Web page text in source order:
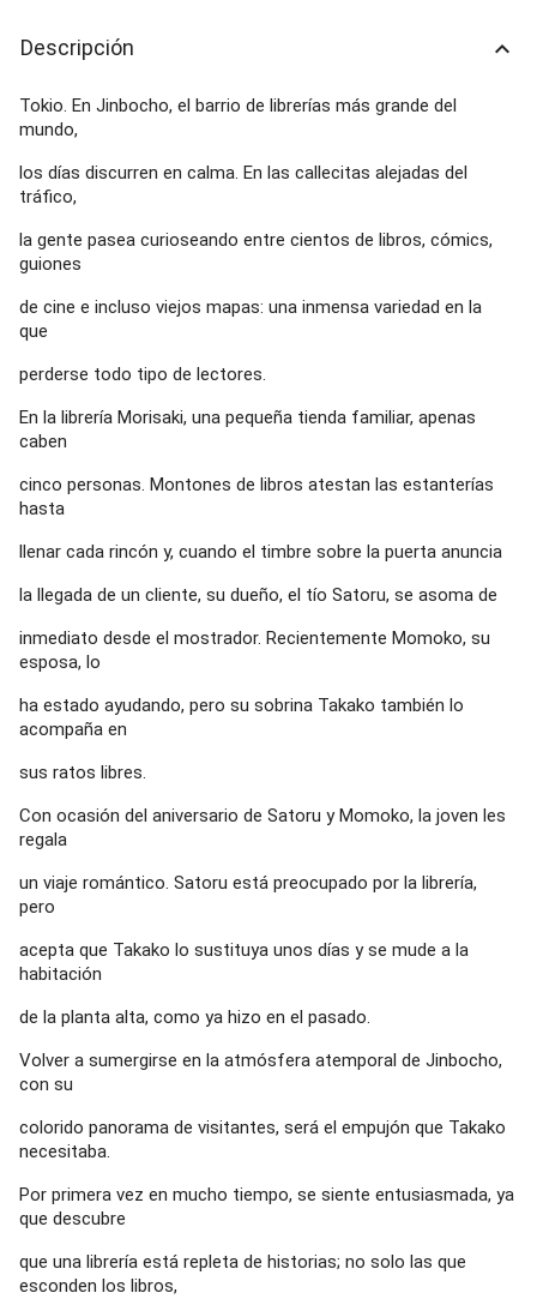
Descripción keyboard_arrow_up
Tokio. En Jinbocho, el barrio de librerías más grande del
mundo,
los días discurren en calma. En las callecitas alejadas del
tráfico,
la gente pasea curioseando entre cientos de libros, cómics,
guiones
de cine e incluso viejos mapas: una inmensa variedad en la
que
perderse todo tipo de lectores.
En la librería Morisaki, una pequeña tienda familiar, apenas
caben
cinco personas. Montones de libros atestan las estanterías
hasta
llenar cada rincón y, cuando el timbre sobre la puerta anuncia
la llegada de un cliente, su dueño, el tío Satoru, se asoma de
inmediato desde el mostrador. Recientemente Momoko, su
esposa, lo
ha estado ayudando, pero su sobrina Takako también lo
acompaña en
sus ratos libres.
Con ocasión del aniversario de Satoru y Momoko, la joven les
regala
un viaje romántico. Satoru está preocupado por la librería,
pero
acepta que Takako lo sustituya unos días y se mude a la
habitación
de la planta alta, como ya hizo en el pasado.
Volver a sumergirse en la atmósfera atemporal de Jinbocho,
con su
colorido panorama de visitantes, será el empujón que Takako
necesitaba.
Por primera vez en mucho tiempo, se siente entusiasmada, ya
que descubre
que una librería está repleta de historias; no solo las que
esconden los libros,